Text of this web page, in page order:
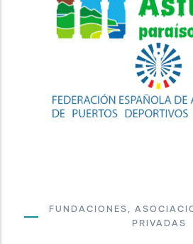
FUNDACIONES,
PRIVADAS